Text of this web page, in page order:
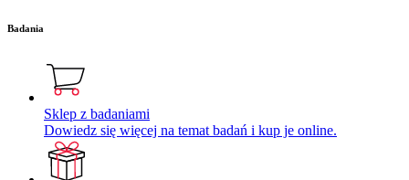
Badania
Sklep z badaniami
Dowiedz się więcej na temat badań i kup je online.